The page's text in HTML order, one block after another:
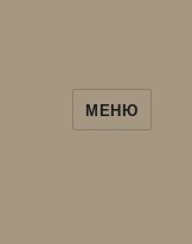
МЕНЮ